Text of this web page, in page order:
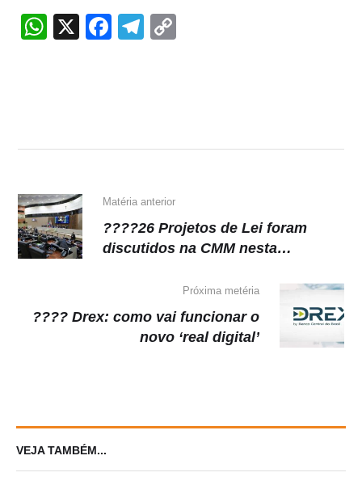
W
p
X
F
o
k
T
m n
Matéria anterior
????26 Projetos de Lei foram
discutidos na CMM nesta
Próxima metéria
???? Drex: como vai funcionar o
novo ‘real digital’
VEJA TAMBÉM...